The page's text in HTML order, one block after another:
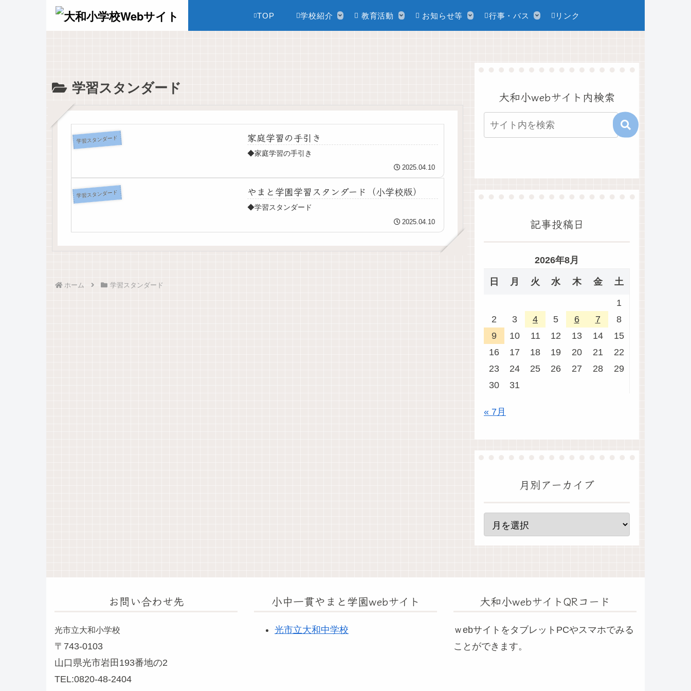
TOP 学校紹介 教育活動 お知らせ等 行事・バス リンク
学習スタンダード
学習スタンダード 家庭学習の手引き
◆家庭学習の手引き
2025.04.10
学習スタンダード やまと学園学習スタンダード（小学校版）
◆学習スタンダード
2025.04.10
ホーム 学習スタンダード
大和小webサイト内検索
記事投稿日
2026年8月
日 月 火 水 木 金 土
1
2
3 4 5 6 7
8
9
10 11 12 13 14
15
16
17 18 19 20 21
22
23
24 25 26 27 28
29
30
31
« 7月
月別アーカイブ
お問い合わせ先
光市立大和小学校
〒743-0103
山口県光市岩田193番地の2
TEL:0820-48-2404
小中一貫やまと学園webサイト
光市立大和中学校
大和小webサイトQRコード
ｗebサイトをタブレットPCやスマホでみる
ことができます。